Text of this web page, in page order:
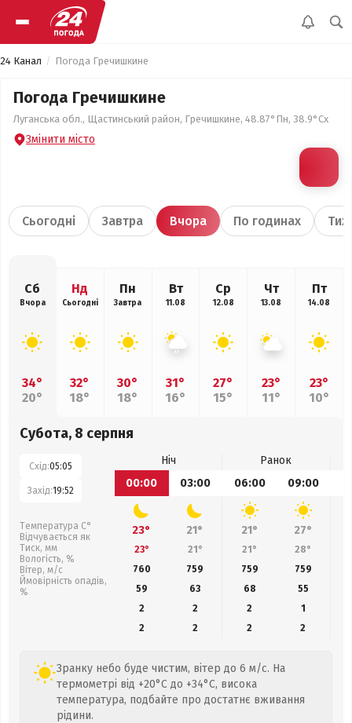
24 Канал Погода Гречишкине
Погода Гречишкине
Луганська обл., Щастинський район, Гречишкине, 48.87°Пн, 38.9°Сх
Змінити місто
Сьогодні Завтра Вчора По годинах
Сб
Вчора
34°
20°
Нд
Сьогодні
32°
18°
Пн
Завтра
30°
18°
Вт
11.08
31°
16°
Ср
12.08
27°
15°
Чт
13.08
23°
11°
Пт
14.08
23°
10°
Субота, 8 серпня
Схід:05:05
Захід:19:52
Температура С°
Відчувається як
Тиск, мм
Вологість, %
Вітер, м/с
Ймовірність опадів,
%
Ніч
Ранок
00:00
03:00 06:00 09:00
23° 21° 21° 27°
23° 21° 21° 28°
760
759 759 759
59
63 68 55
2
2 2
1
2
2 2 2
Зранку небо буде чистим, вітер до 6 м/с. На
термометрі від +20°C до +34°C, висока
температура, подбайте про достатнє вживання
рідини.